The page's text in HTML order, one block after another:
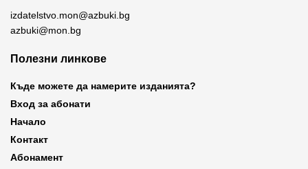
izdatelstvo.mon@azbuki.bg
azbuki@mon.bg
Полезни линкове
Къде можете да намерите изданията?
Вход за абонати
Начало
Контакт
Абонамент